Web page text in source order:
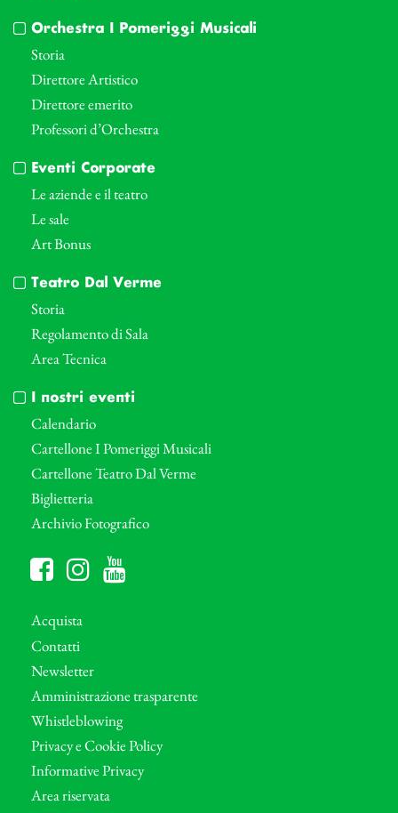
Orchestra I Pomeriggi Musicali
Storia
Direttore Artistico
Direttore emerito
Professori d’Orchestra
Eventi Corporate
Le aziende e il teatro
Le sale
Art Bonus
Teatro Dal Verme
Storia
Regolamento di Sala
Area Tecnica
I nostri eventi
Calendario
Cartellone I Pomeriggi Musicali
Cartellone Teatro Dal Verme
Biglietteria
Archivio Fotografico
Acquista
Contatti
Newsletter
Amministrazione trasparente
Whistleblowing
Privacy e Cookie Policy
Informative Privacy
Area riservata